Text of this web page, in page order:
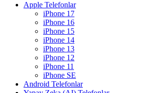
Apple Telefonlar
iPhone 17
iPhone 16
iPhone 15
iPhone 14
iPhone 13
iPhone 12
iPhone 11
iPhone SE
Android Telefonlar